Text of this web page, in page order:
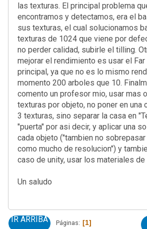
las texturas. El principal problema
encontramos y detectamos, era el
sus texturas, el cual solucionamos
texturas de 1024 que viene por
no perder calidad, subirle el tilling.
mejorar el rendimiento es usar el Far
principal, ya que no es lo mismo
momento 200 arboles que 10.
comento un profesor mio, usar mas
texturas por objeto, no poner en una
3 texturas, sino separar la casa en
"puerta" por asi decir, y aplicar una
cada objeto ("tambien no
como mucho de resolucion") y
caso de unity, usar los materiales de
Un saludo
IR ARRIBA Páginas 1